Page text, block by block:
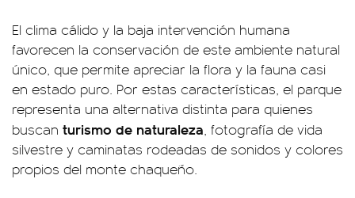
El clima cálido y la baja intervención humana
favorecen la conservación de este ambiente natural
único, que permite apreciar la flora y la fauna casi
en estado puro. Por estas características, el parque
representa una alternativa distinta para quienes
buscan turismo de naturaleza, fotografía de vida
silvestre y caminatas rodeadas de sonidos y colores
propios del monte chaqueño.